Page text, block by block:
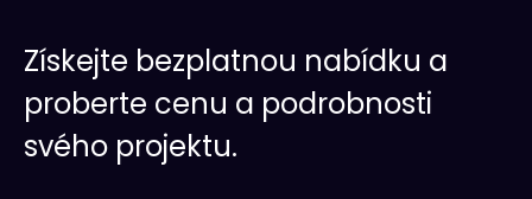
Získejte bezplatnou nabídku a
proberte cenu a podrobnosti
svého projektu.